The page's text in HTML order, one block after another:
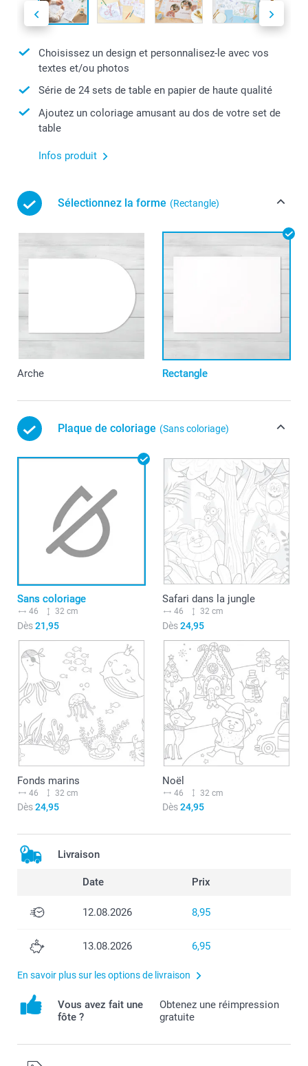
Choisissez un design et personnalisez-le avec vos
textes et/ou photos
Série de 24 sets de table en papier de haute qualité
Ajoutez un coloriage amusant au dos de votre set de
table
Infos produit
Sélectionnez la forme (Rectangle)
Arche Rectangle
Plaque de coloriage (Sans coloriage)
Sans coloriage
46 32 cm
Dès21,95
Safari dans la jungle
46 32 cm
Dès24,95
Fonds marins
46 32 cm
Dès24,95
Noël
46 32 cm
Dès24,95
Livraison
Date Prix
12.08.2026 8,95
13.08.2026 6,95
En savoir plus sur les options de livraison
Vous avez fait une
fôte ?
Obtenez une réimpression
gratuite